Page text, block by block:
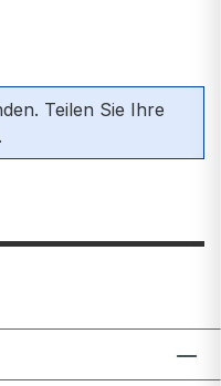
0 von 5 Sternen
Teilen Sie Ihre